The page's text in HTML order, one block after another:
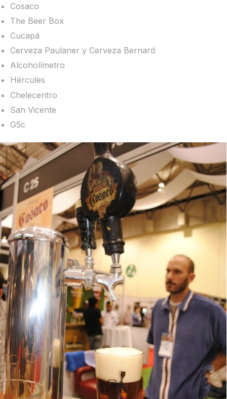
Cosaco
The Beer Box
Cucapá
Cerveza Paulaner y Cerveza Bernard
Alcoholímetro
Hércules
Chelecentro
San Vicente
G5c